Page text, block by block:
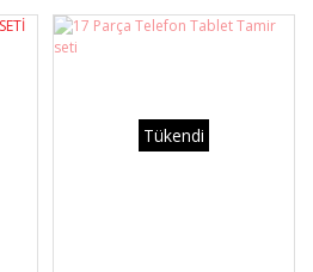
Tükendi